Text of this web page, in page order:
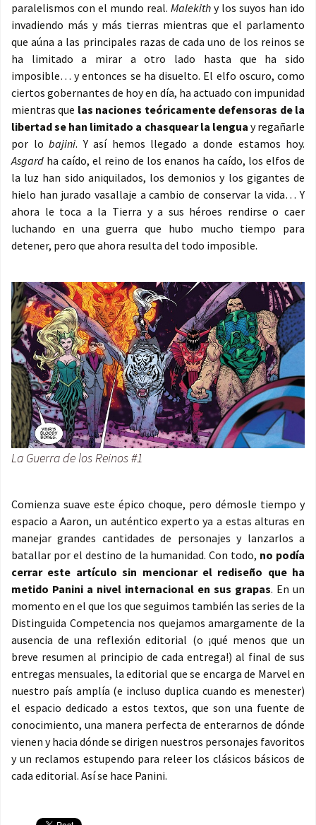
paralelismos con el mundo real. Malekith y los suyos han ido
invadiendo más y más tierras mientras que el parlamento
que aúna a las principales razas de cada uno de los reinos se
ha limitado a mirar a otro lado hasta que ha sido
imposible… y entonces se ha disuelto. El elfo oscuro, como
ciertos gobernantes de hoy en día, ha actuado con impunidad
mientras que las naciones teóricamente defensoras de la
libertad se han limitado a chasquear la lengua y regañarle
por lo bajini. Y así hemos llegado a donde estamos hoy.
Asgard ha caído, el reino de los enanos ha caído, los elfos de
la luz han sido aniquilados, los demonios y los gigantes de
hielo han jurado vasallaje a cambio de conservar la vida… Y
ahora le toca a la Tierra y a sus héroes rendirse o caer
luchando en una guerra que hubo mucho tiempo para
detener, pero que ahora resulta del todo imposible.
La Guerra de los Reinos #1
Comienza suave este épico choque, pero démosle tiempo y
espacio a Aaron, un auténtico experto ya a estas alturas en
manejar grandes cantidades de personajes y lanzarlos a
batallar por el destino de la humanidad. Con todo, no podía
cerrar este artículo sin mencionar el rediseño que ha
metido Panini a nivel internacional en sus grapas. En un
momento en el que los que seguimos también las series de la
Distinguida Competencia nos quejamos amargamente de la
ausencia de una reflexión editorial (o ¡qué menos que un
breve resumen al principio de cada entrega!) al final de sus
entregas mensuales, la editorial que se encarga de Marvel en
nuestro país amplía (e incluso duplica cuando es menester)
el espacio dedicado a estos textos, que son una fuente de
conocimiento, una manera perfecta de enterarnos de dónde
vienen y hacia dónde se dirigen nuestros personajes favoritos
y un reclamos estupendo para releer los clásicos básicos de
cada editorial. Así se hace Panini.